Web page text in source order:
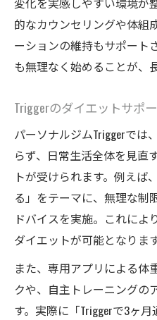
的なカウンセリングや体組
ーションの維持もサポート
も無理なく始めることが、
Triggerのダイエットサポ
パーソナルジムTriggerでは
らず、日常生活全体を見直
トが受けられます。例えば
る」をテーマに、無理な制
ドバイスを実施。これによ
ダイエットが可能となります
また、専用アプリによる体
クや、自主トレーニングの
す。実際に「Triggerで3ヶ